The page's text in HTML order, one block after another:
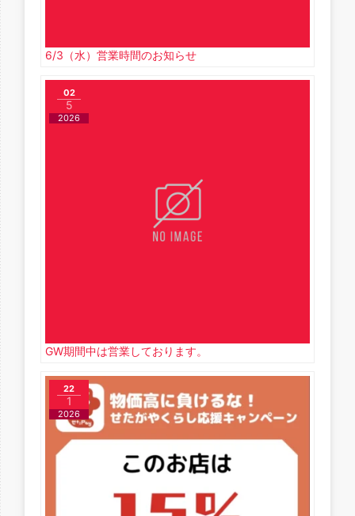
6/3（水）営業時間のお知らせ
GW期間中は営業しております。
02
5
2026
22
1
2026